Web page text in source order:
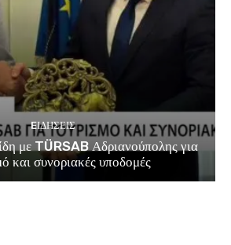
EΙΔΗΣΕΙΣ
με TÜRSAB Αδριανούπολης για
και συνοριακές υποδομές